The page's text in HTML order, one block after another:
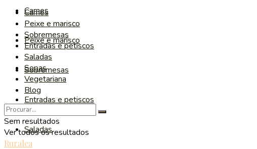
Carnes
Peixe e marisco
Sobremesas
Entradas e petiscos
Saladas
Carnes
Peixe e marisco
Sobremesas
Entradas e petiscos
Saladas
Sopas
Vegetariana
Blog
Sem resultados
Ver todos os resultados
Ruralea